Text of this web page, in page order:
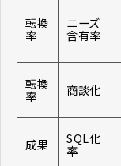
転換
率
ニーズ
含有率
転換
率 商談化
成果 SQL化
率